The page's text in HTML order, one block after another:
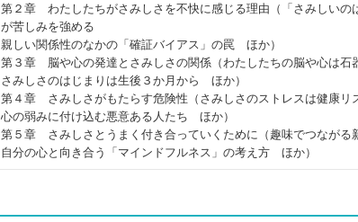
第２章 わたしたちがさみしさを不快に感じる理由（「さみしいの
が苦しみを強める
親しい関係性のなかの「確証バイアス」の罠 ほか）
第３章 脳や心の発達とさみしさの関係（わたしたちの脳や心は石
さみしさのはじまりは生後３か月から ほか）
第４章 さみしさがもたらす危険性（さみしさのストレスは健康リ
心の弱みに付け込む悪意ある人たち ほか）
第５章 さみしさとうまく付き合っていくために（趣味でつながる
自分の心と向き合う「マインドフルネス」の考え方 ほか）